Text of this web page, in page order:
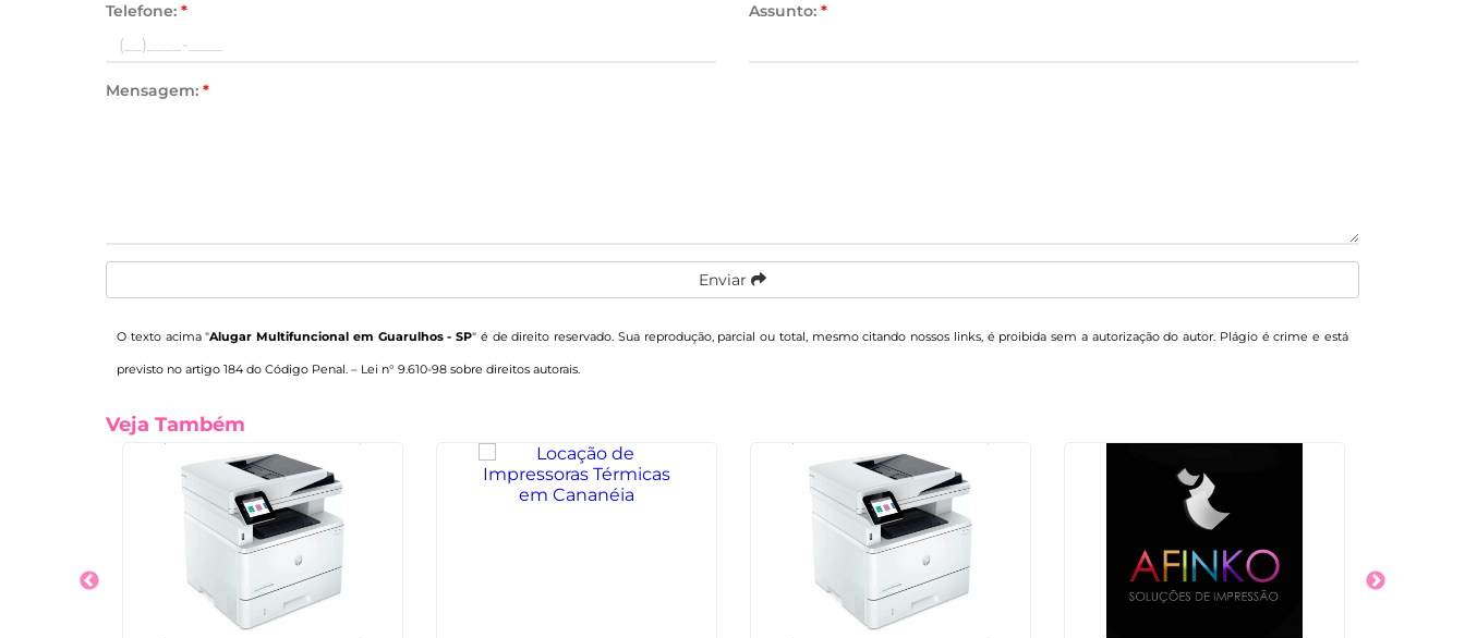
Telefone:* Assunto: *
Mensagem:*
Enviar
O texto acima "Alugar Multifuncional em Guarulhos - SP" é de direito reservado. Sua reprodução, parcial ou total, mesmo citando nossos links, é proibida sem a autorização do autor. Plágio é crime e está
previsto no artigo 184 do Código Penal. – Lei n° 9.610-98 sobre direitos autorais.
Veja Também